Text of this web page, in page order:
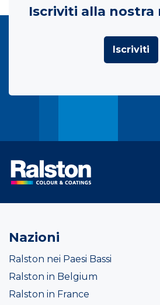
Iscriviti alla
Iscriviti
Nazioni
Ralston nei Paesi Bassi
Ralston in Belgium
Ralston in France